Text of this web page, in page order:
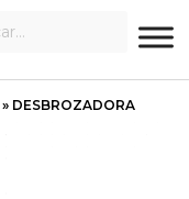
» DESBROZADORA